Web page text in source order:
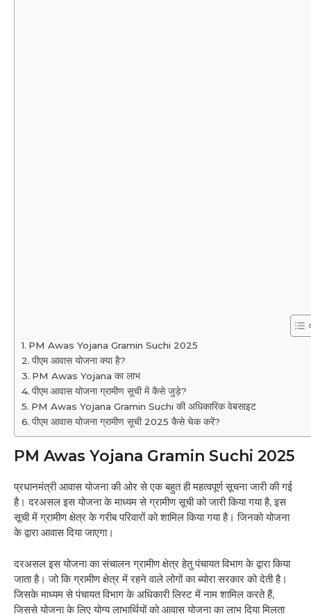
PM Awas Yojana Gramin Suchi 2025
पीएम आवास योजना क्या है?
PM Awas Yojana का लाभ
पीएम आवास योजना ग्रामीण सूची में कैसे जुड़े?
PM Awas Yojana Gramin Suchi की अधिकारिक वेबसाइट
पीएम आवास योजना ग्रामीण सूची 2025 कैसे चेक करें?
PM Awas Yojana Gramin Suchi 2025
प्रधानमंत्री आवास योजना की ओर से एक बहुत ही महत्वपूर्ण सूचना जारी की गई
है। दरअसल इस योजना के माध्यम से ग्रामीण सूची को जारी किया गया है, इस
सूची में ग्रामीण क्षेत्र के गरीब परिवारों को शामिल किया गया है। जिनको योजना
के द्वारा आवास दिया जाएगा।
दरअसल इस योजना का संचालन ग्रामीण क्षेत्र हेतु पंचायत विभाग के द्वारा किया
जाता है। जो कि ग्रामीण क्षेत्र में रहने वाले लोगों का ब्योरा सरकार को देती है।
जिसके माध्यम से पंचायत विभाग के अधिकारी लिस्ट में नाम शामिल करते हैं,
जिससे योजना के लिए योग्य लाभार्थियों को आवास योजना का लाभ दिया मिलता